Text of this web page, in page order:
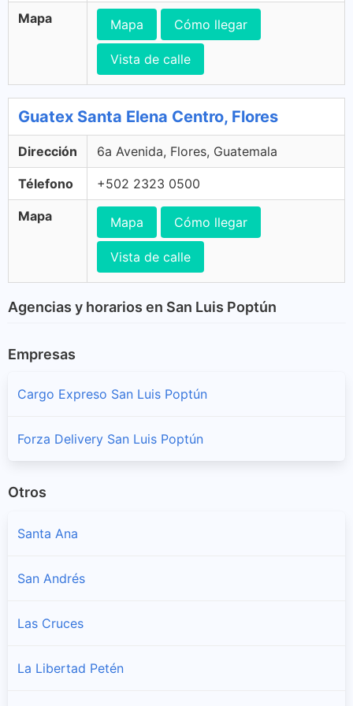
Mapa Mapa Cómo llegar
Vista de calle
Guatex Santa Elena Centro, Flores
Dirección 6a Avenida, Flores, Guatemala
Télefono +502 2323 0500
Mapa Mapa Cómo llegar
Vista de calle
Agencias y horarios en San Luis Poptún
Empresas
Cargo Expreso San Luis Poptún
Forza Delivery San Luis Poptún
Otros
Santa Ana
San Andrés
Las Cruces
La Libertad Petén